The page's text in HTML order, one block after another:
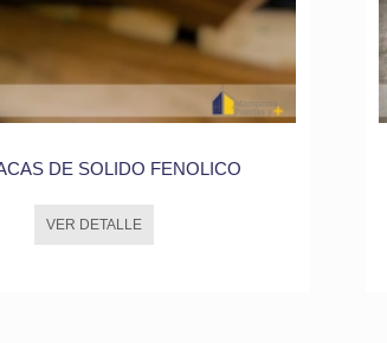
DE SOLIDO FENOLICO
VER DETALLE